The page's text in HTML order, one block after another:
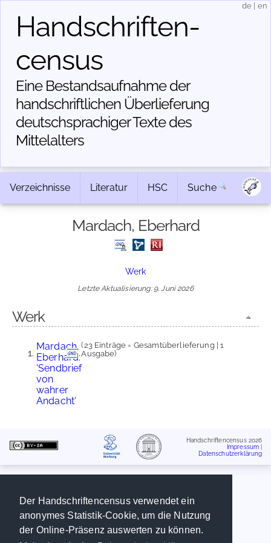
Der Handschriftencensus verwendet ein
anonymes Statistik-Cookie, um die Nutzung
der Online-Präsenz auswerten zu können.
Handschriften­
census
Eine Bestandsaufnahme der
handschriftlichen Über­lieferung
deutschsprachiger Texte des
Mittelalters
de en
Verzeichnisse Literatur HSC Suche
Mardach, Eberhard
Werk
Letzte Aktualisierung: 9. Juni 2026
Werk
Mardach,
Eberhard:
'Sendbrief
von
wahrer
Andacht'
(23 Einträge = Gesamtüberlieferung | 1
Ausgabe)
Handschriftencensus 2026
Impressum
Datenschutzerklärung